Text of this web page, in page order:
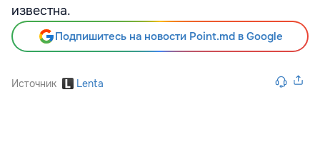
известна.
Подпишитесь на новости Point.md в Google
Источник Lenta